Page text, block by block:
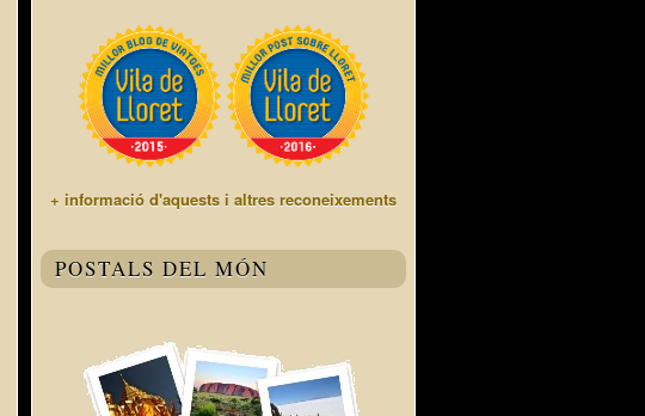
+ informació d'aquests i altres reconeixements
POSTALS DEL MÓN